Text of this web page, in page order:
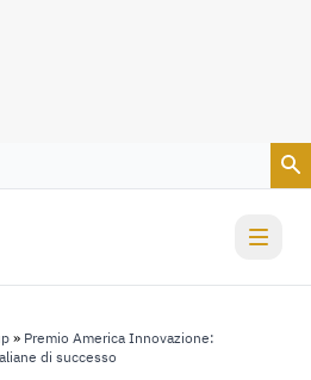
» Premio America Innovazione:
di successo